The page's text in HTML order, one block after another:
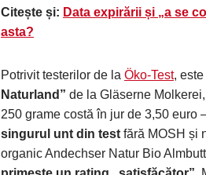
Citește și: Data expirării și „a se
asta?
Potrivit testerilor de la Öko-Test,
Naturland” de la Gläserne
250 grame costă în jur de 3,50 euro
singurul unt din test fără MOSH și
organic Andechser Natur Bio